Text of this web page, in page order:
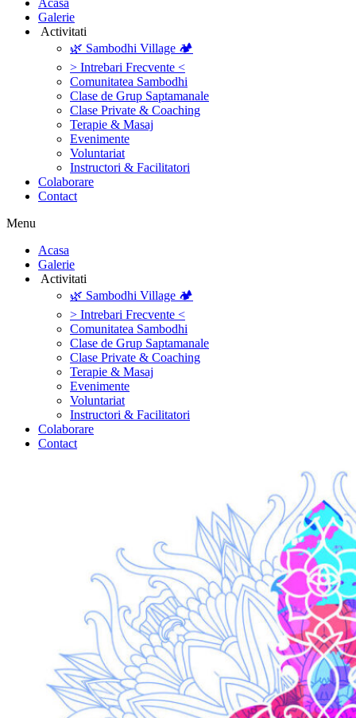
‎Acasa
Galerie
‎ ‎Activitati‎
🌿 Sambodhi Village 🏕️
> Intrebari Frecvente <
Comunitatea Sambodhi
Clase de Grup Saptamanale
Clase Private & Coaching
Terapie & Masaj
‎Evenimente
Voluntariat
‏‏‎Instructori & Facilitatori
Colaborare
Contact
Menu
‎Acasa
Galerie
‎ ‎Activitati‎
🌿 Sambodhi Village 🏕️
> Intrebari Frecvente <
Comunitatea Sambodhi
Clase de Grup Saptamanale
Clase Private & Coaching
Terapie & Masaj
‎Evenimente
Voluntariat
‏‏‎Instructori & Facilitatori
Colaborare
Contact